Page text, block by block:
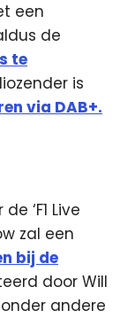
een
de
te
is
via DAB+.
‘F1 Live
zal een
bij de
door Will
andere